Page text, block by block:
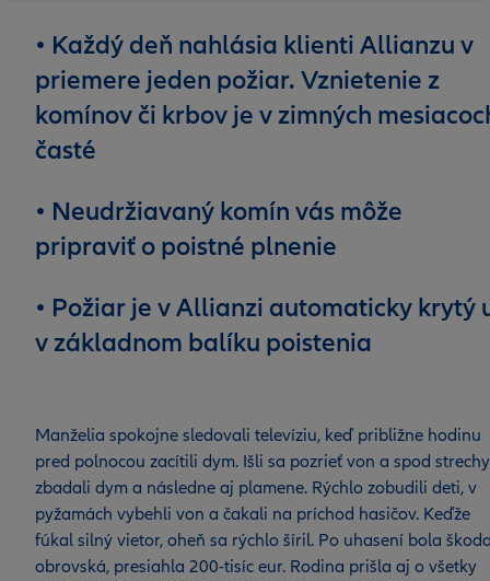
• Každý deň nahlásia klienti Allianzu v
priemere jeden požiar. Vznietenie z
komínov či krbov je v zimných
časté
• Neudržiavaný komín vás môže
pripraviť o poistné plnenie
• Požiar je v Allianzi automaticky krytý
v základnom balíku poistenia
Manželia spokojne sledovali televíziu, keď približne hodinu
pred polnocou zacítili dym. Išli sa pozrieť von a spod strechy
zbadali dym a následne aj plamene. Rýchlo zobudili deti, v
pyžamách vybehli von a čakali na príchod hasičov. Keďže
fúkal silný vietor, oheň sa rýchlo šíril. Po uhasení bola
obrovská, presiahla 200-tisíc eur. Rodina prišla aj o všetky